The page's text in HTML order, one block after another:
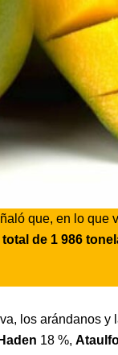
que, en lo que
de 1 986
los arándanos
Haden 18 %,